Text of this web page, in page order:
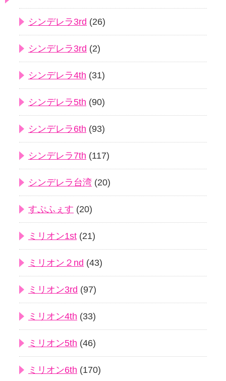
シンデレラ3rd (26)
シンデレラ3rd (2)
シンデレラ4th (31)
シンデレラ5th (90)
シンデレラ6th (93)
シンデレラ7th (117)
シンデレラ台湾 (20)
すぷふぇす (20)
ミリオン1st (21)
ミリオン２nd (43)
ミリオン3rd (97)
ミリオン4th (33)
ミリオン5th (46)
ミリオン6th (170)